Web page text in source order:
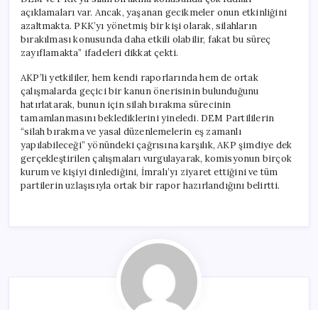
açıklamaları var. Ancak, yaşanan gecikmeler onun etkinliğini
azaltmakta. PKK’yı yönetmiş bir kişi olarak, silahların
bırakılması konusunda daha etkili olabilir, fakat bu süreç
zayıflamakta” ifadeleri dikkat çekti.
AKP’li yetkililer, hem kendi raporlarında hem de ortak
çalışmalarda geçici bir kanun önerisinin bulunduğunu
hatırlatarak, bunun için silah bırakma sürecinin
tamamlanmasını beklediklerini yineledi. DEM Partililerin
“silah bırakma ve yasal düzenlemelerin eş zamanlı
yapılabileceği” yönündeki çağrısına karşılık, AKP şimdiye dek
gerçekleştirilen çalışmaları vurgulayarak, komisyonun birçok
kurum ve kişiyi dinlediğini, İmralı’yı ziyaret ettiğini ve tüm
partilerin uzlaşısıyla ortak bir rapor hazırlandığını belirtti.